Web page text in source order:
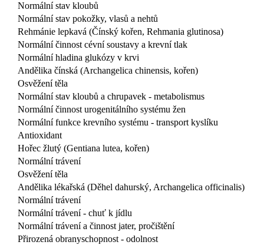
Normální stav kloubů
Normální stav pokožky, vlasů a nehtů
Rehmánie lepkavá (Čínský kořen, Rehmania glutinosa)
Normální činnost cévní soustavy a krevní tlak
Normální hladina glukózy v krvi
Andělika čínská (Archangelica chinensis, kořen)
Osvěžení těla
Normální stav kloubů a chrupavek - metabolismus
Normální činnost urogenitálního systému žen
Normální funkce krevního systému - transport kyslíku
Antioxidant
Hořec žlutý (Gentiana lutea, kořen)
Normální trávení
Osvěžení těla
Andělika lékařská (Děhel dahurský, Archangelica officinalis)
Normální trávení
Normální trávení - chuť k jídlu
Normální trávení a činnost jater, pročištění
Přirozená obranyschopnost - odolnost